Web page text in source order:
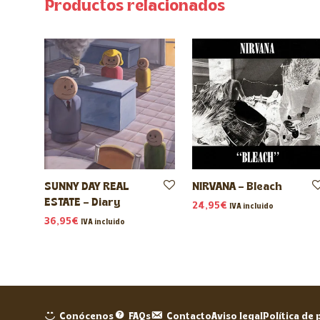
Productos relacionados
SUNNY DAY REAL
ESTATE – Diary
36,95€ IVA incluido
NIRVANA – Bleach
24,95€ IVA incluido
Conócenos FAQs ContactoAviso legalPolítica de